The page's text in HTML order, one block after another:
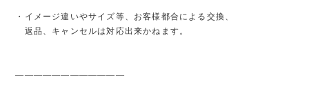
・イメージ違いやサイズ等、お客様都合による交換、
返品、キャンセルは対応出来かねます。
————————————